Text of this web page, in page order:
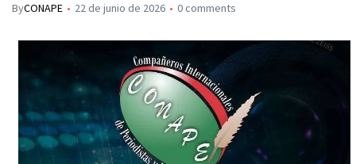
ByCONAPE 22 de junio de 2026 0 comments